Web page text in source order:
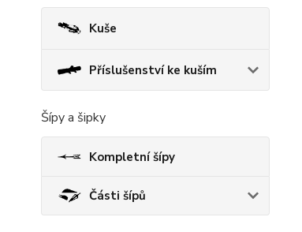
Kuše
Příslušenství ke kuším
Šípy a šipky
Kompletní šípy
Části šípů